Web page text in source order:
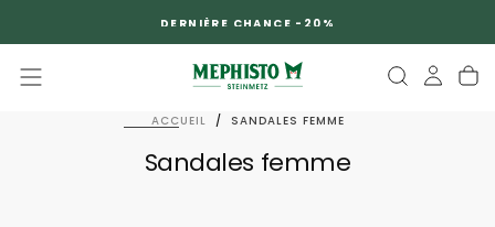
DERNIÈRE CHANCE -20%
ACCUEIL / SANDALES FEMME
Sandales femme